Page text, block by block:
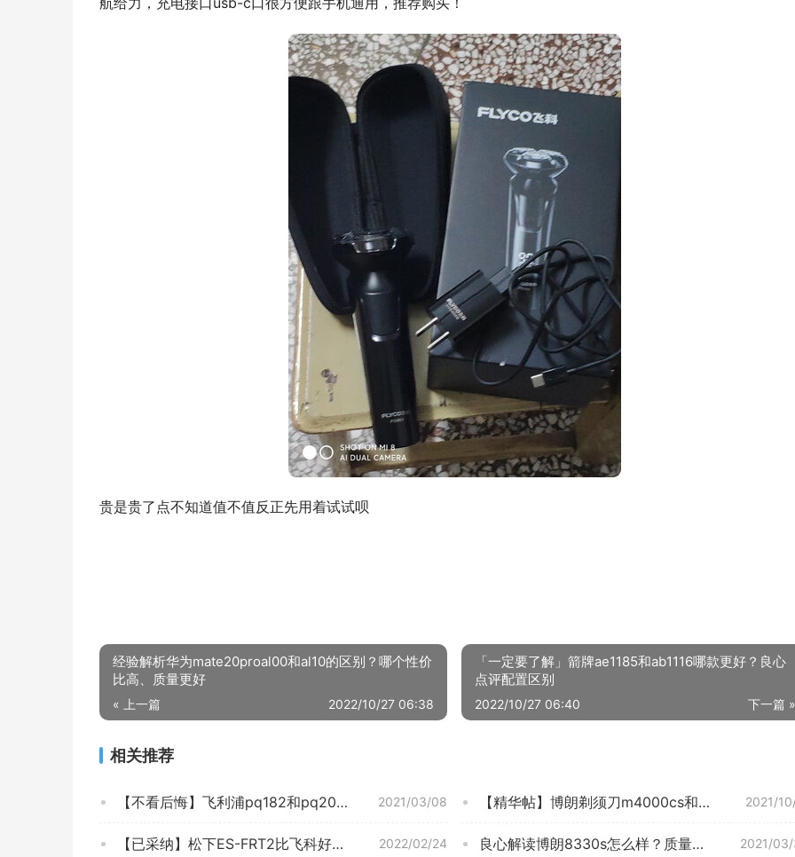
贵是贵了点不知道值不值反正先用着试试呗
经验解析华为mate20proal00和al10的区别？哪个性价
比高、质量更好
« 上一篇 2022/10/27 06:38
「一定要了解」箭牌ae1185和ab1116哪款更好？良心
点评配置区别
下一篇 »
2022/10/27 06:40
相关推荐
2021/03/08
【不看后悔】飞利浦pq182和pq206哪个好用？图文爆料分析 2021/
【精华帖】博朗剃须刀m4000cs和w1000s区别哪款更好？到底要怎么选择
2022/02/24
【已采纳】松下ES-FRT2比飞科好吗？质量怎么样值不值得买 2021/
良心解读博朗8330s怎么样？质量真的好吗